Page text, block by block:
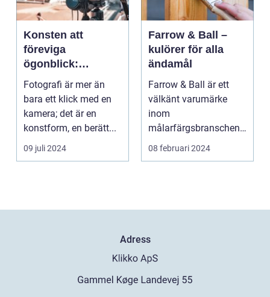
Konsten att
föreviga
ögonblick:
Fotografens värld
Fotografi är mer än
bara ett klick med en
kamera; det är en
konstform, en berätt...
09 juli 2024
Farrow & Ball –
kulörer för alla
ändamål
Farrow & Ball är ett
välkänt varumärke
inom
målarfärgsbranschen
s...
08 februari 2024
Adress